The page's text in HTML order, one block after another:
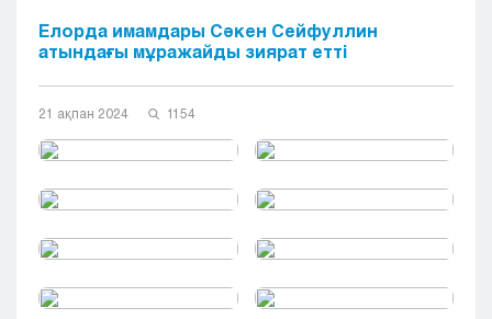
Кокшетау
Павлодар
Петропавловск
Талдыкорган
Туркестан
Усть-Каменогорск
Елорда имамдары Сәкен Сейфуллин
атындағы мұражайды зиярат етті
21 ақпан 2024 1154